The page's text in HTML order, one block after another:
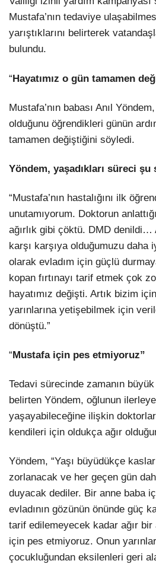
Mustafa’nın tedaviye
yarıştıklarını belirterek
bulundu.
“Hayatımız o gün tamamen
Mustafa’nın babası Anıl
olduğunu öğrendikleri günün
tamamen değiştiğini söyledi.
Yöndem, yaşadıkları süreci şu
“Mustafa’nın hastalığını ilk
unutamıyorum. Doktorun
ağırlık gibi çöktü. DMD denildi…
karşı karşıya olduğumuzu daha
olarak evladım için güçlü
kopan fırtınayı tarif etmek çok
hayatımız değişti. Artık bizim
yarınlarına yetişebilmek için
dönüştü.”
“Mustafa için pes etmiyoruz”
Tedavi sürecinde zamanın büyük
belirten Yöndem, oğlunun
yaşayabileceğine ilişkin
kendileri için oldukça ağır
Yöndem, “Yaşı büyüdükçe
zorlanacak ve her geçen gün
duyacak dediler. Bir anne baba
evladının gözünün önünde güç
tarif edilemeyecek kadar ağır bir
için pes etmiyoruz. Onun
çocukluğundan eksilenleri geri